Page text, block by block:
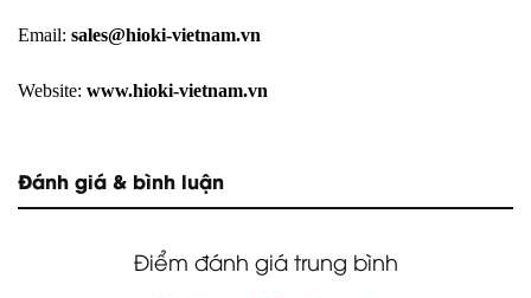
Email: sales@hioki-vietnam.vn
Website: www.hioki-vietnam.vn
Đánh giá & bình luận
Điểm đánh giá trung bình